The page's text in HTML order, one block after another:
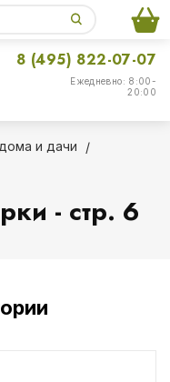
Ежедневно: 8:00-
20:00
8 (495) 822-07-07
и дачи
- стр. 6